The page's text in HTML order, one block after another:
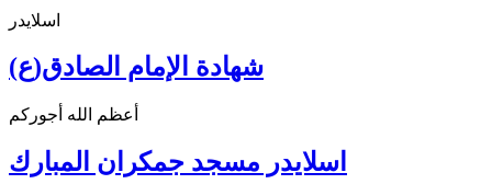
اسلايدر
شهادة الإمام الصادق(ع)
أعظم الله أجوركم
اسلايدر مسجد جمكران المبارك